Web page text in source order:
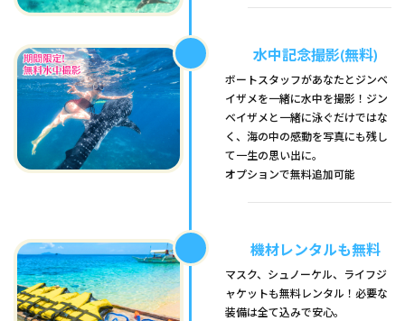
水中記念撮影(無料)
ボートスタッフがあなたとジンベ
イザメを一緒に水中を撮影！ジン
ベイザメと一緒に泳ぐだけではな
く、海の中の感動を写真にも残し
て一生の思い出に。
オプションで無料追加可能
機材レンタルも無料
マスク、シュノーケル、ライフジ
ャケットも無料レンタル！必要な
装備は全て込みで安心。